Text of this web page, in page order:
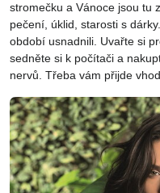
stromečku a Vánoce jsou tu
pečení, úklid, starosti s
období usnadnili. Uvařte si
sedněte si k počítači a
nervů. Třeba vám přijde